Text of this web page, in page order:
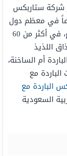
شركة ستاربكس
في معظم دول
العالم، حيث بلغ عدد متاجرها حوالي 16226 فرع، في أكثر من 60
اللذيذ
أم الساخنة،
مع
الباردة مع
السعودية